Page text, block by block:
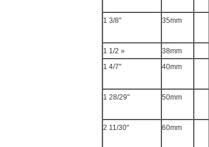
1 3/8" 35mm
1 1/2 »
38mm
1 4/7"
40mm
1 28/29" 50mm
2 11/30" 60mm